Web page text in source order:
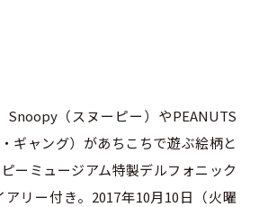
Snoopy（スヌーピー）やPEANUTS
ギャング）があちこちで遊ぶ絵柄と
ーミュージアム特製デルフォニック
アリー付き。2017年10月10日（火曜